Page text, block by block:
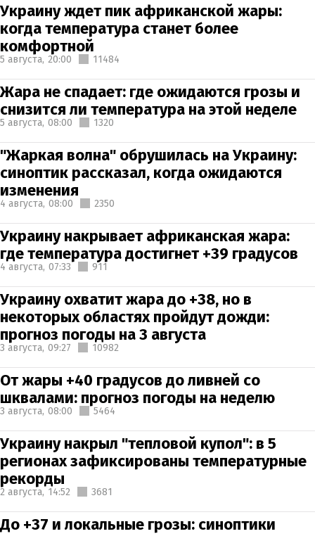
Украину ждет пик африканской жары:
когда температура станет более
комфортной
5 августа, 20:00 11484
Жара не спадает: где ожидаются грозы и
снизится ли температура на этой неделе
5 августа, 08:00 1320
"Жаркая волна" обрушилась на Украину:
синоптик рассказал, когда ожидаются
изменения
4 августа, 08:00 2350
Украину накрывает африканская жара:
где температура достигнет +39 градусов
4 августа, 07:33 911
Украину охватит жара до +38, но в
некоторых областях пройдут дожди:
прогноз погоды на 3 августа
3 августа, 09:27 10982
От жары +40 градусов до ливней со
шквалами: прогноз погоды на неделю
3 августа, 08:00 5464
Украину накрыл "тепловой купол": в 5
регионах зафиксированы температурные
рекорды
2 августа, 14:52 3681
До +37 и локальные грозы: синоптики